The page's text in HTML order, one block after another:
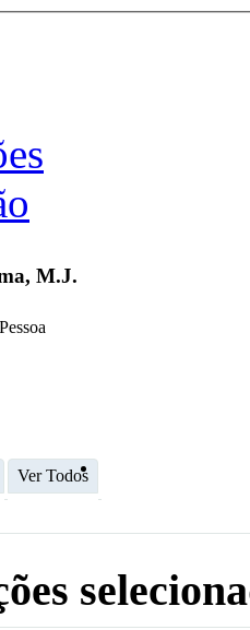
M.J.
Pessoa
Ver Todos